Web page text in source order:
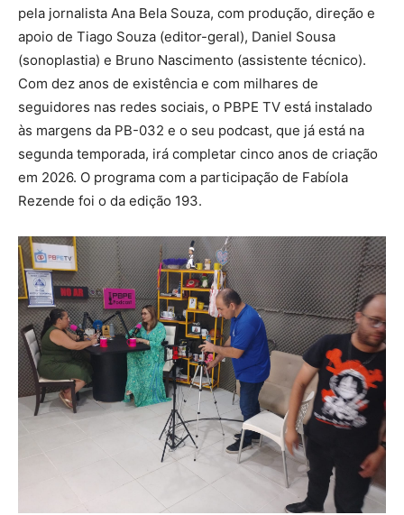
pela jornalista Ana Bela Souza, com produção, direção e
apoio de Tiago Souza (editor-geral), Daniel Sousa
(sonoplastia) e Bruno Nascimento (assistente técnico).
Com dez anos de existência e com milhares de
seguidores nas redes sociais, o PBPE TV está instalado
às margens da PB-032 e o seu podcast, que já está na
segunda temporada, irá completar cinco anos de criação
em 2026. O programa com a participação de Fabíola
Rezende foi o da edição 193.